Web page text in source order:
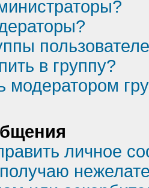
в группу?
модератором
личное